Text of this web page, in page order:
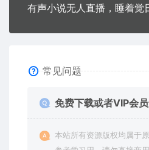
有声小说无人直播，睡着
常见问题
免费下载或者VIP会
本站所有资源版权均属于